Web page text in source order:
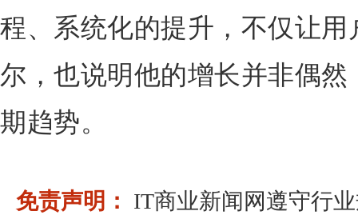
程、系统化的提升，不仅让
尔，也说明他的增长并非偶
期趋势。
免责声明：
IT商业新闻网遵守行